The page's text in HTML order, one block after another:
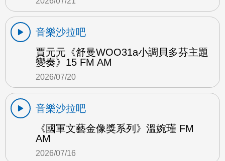
音樂沙拉吧
賈元元《舒曼WOO31a小調貝多芬主題
變奏》15 FM AM
2026/07/20
音樂沙拉吧
《國軍文藝金像獎系列》溫婉瑾 FM
AM
2026/07/16